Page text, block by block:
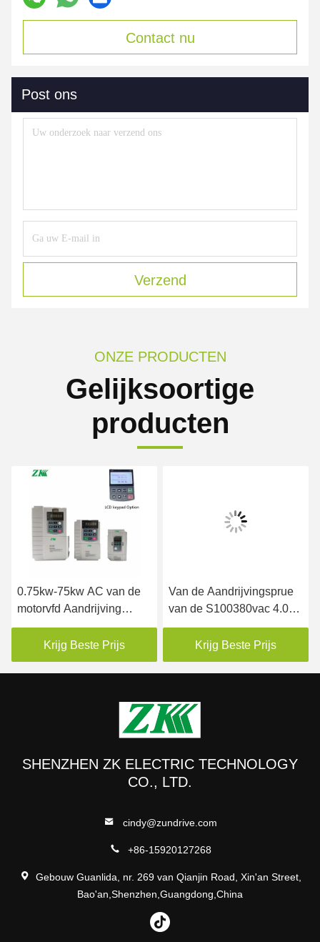
Contact nu
Post ons
Verzend
ONZE PRODUCTEN
Gelijksoortige
producten
0.75kw-75kw AC van de
motorvfd Aandrijving
Aandrijving met VF en
Vectorcontrole
Krijg Beste Prijs
Van de Aandrijvingsprue
van de S100380vac 4.0kw
VSD Veranderlijke
Snelheid de Output van
de de Sinusgolf
Krijg Beste Prijs
SHENZHEN ZK ELECTRIC TECHNOLOGY
CO., LTD.
cindy@zundrive.com
+86-15920127268
Gebouw Guanlida, nr. 269 van Qianjin Road, Xin'an Street,
Bao'an,Shenzhen,Guangdong,China